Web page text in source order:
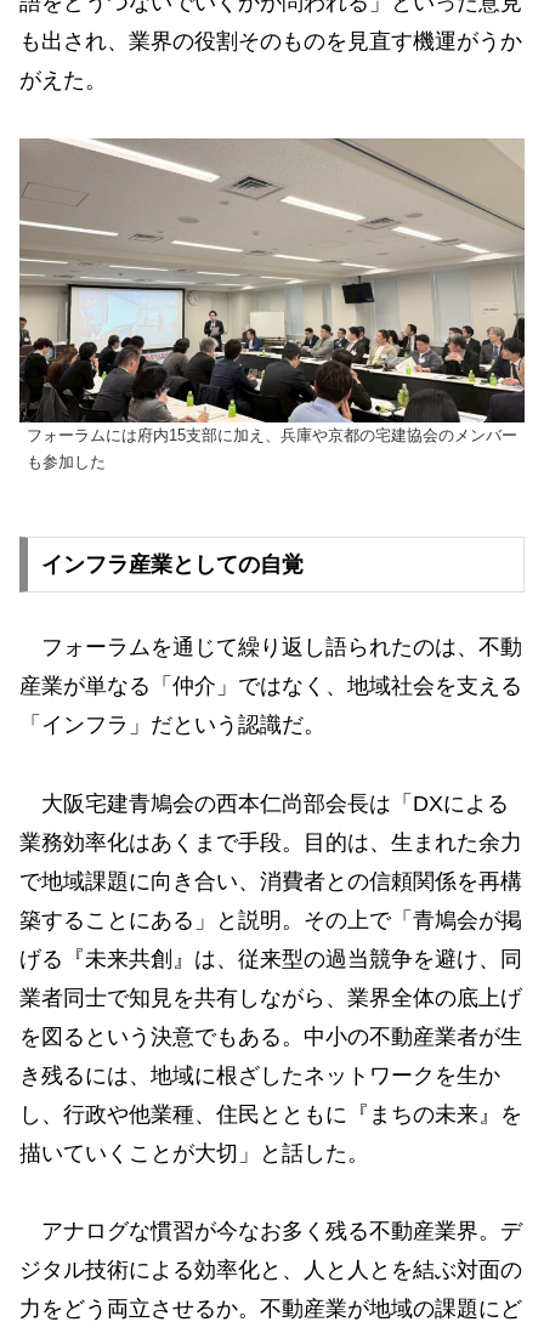
も出され、業界の役割そのものを⾒直す機運がうか
がえた。
フォーラムには府内15支部に加え、兵庫や京都の宅建協会のメンバー
も参加した
インフラ産業としての⾃覚
フォーラムを通じて繰り返し語られたのは、不動
産業が単なる「仲介」ではなく、地域社会を⽀える
「インフラ」だという認識だ。
⼤阪宅建⻘鳩会の⻄本仁尚部会⻑は「DXによる
業務効率化はあくまで⼿段。⽬的は、⽣まれた余⼒
で地域課題に向き合い、消費者との信頼関係を再構
築することにある」と説明。その上で「⻘鳩会が掲
げる『未来共創』は、従来型の過当競争を避け、同
業者同⼠で知⾒を共有しながら、業界全体の底上げ
を図るという決意でもある。中⼩の不動産業者が⽣
き残るには、地域に根ざしたネットワークを⽣か
し、⾏政や他業種、住⺠とともに『まちの未来』を
描いていくことが⼤切」と話した。
アナログな慣習が今なお多く残る不動産業界。デ
ジタル技術による効率化と、⼈と⼈とを結ぶ対⾯の
⼒をどう両⽴させるか。不動産業が地域の課題にど